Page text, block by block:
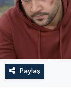
Paylaş